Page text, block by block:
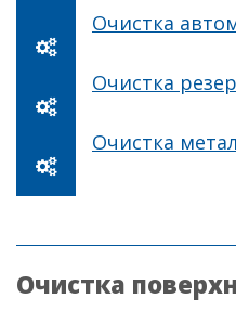
Очистка
Очистка
Очистка
Очистка